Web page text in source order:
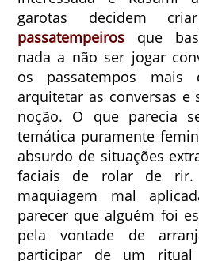
garotas decidem
passatempeiros que
nada a não ser jogar
os passatempos mais
arquitetar as conversas e
noção. O que parecia
temática puramente
absurdo de situações
faciais de rolar de rir.
maquiagem mal
parecer que alguém foi
pela vontade de
participar de um